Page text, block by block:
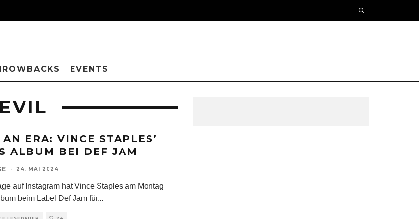
EVENTS
ERA: VINCE STAPLES’
ALBUM BEI DEF JAM
· 24. MAI 2024
auf Instagram hat Vince Staples am Montag
beim Label Def Jam für...
LESEDAUER 24